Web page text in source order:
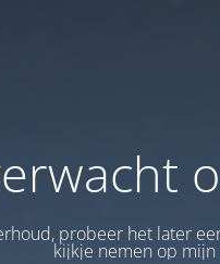
probeer het later
kijkje nemen op mijn